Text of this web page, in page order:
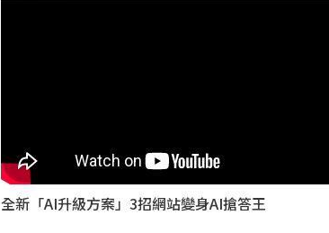
全新「AI升級方案」3招網站變身AI搶答王